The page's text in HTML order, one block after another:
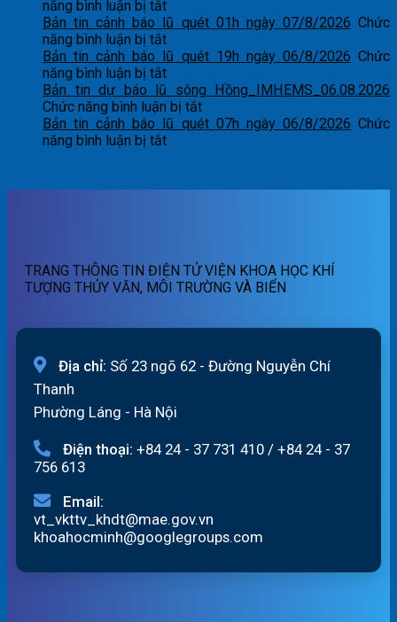
năng bình luận bị tắtở
Bản
tin
cảnh
báo
lũ
quét
07h
ngày
Bản tin cảnh báo lũ quét 01h ngày 07/8/2026 Chức
năng bình luận bị tắtở
Bản
tin
cảnh
báo
lũ
quét
07/8/2026
Bản tin cảnh báo lũ quét 19h ngày 06/8/2026 Chức
năng bình luận bị tắtở
Bản
tin
cảnh
báo
19h
Bản tin dự báo lũ sông Hồng_IMHEMS_06.08.2026
Chức năng bình luận bị tắtở
Bản
lũ
Bản tin cảnh báo lũ quét 07h ngày 06/8/2026 Chức
năng bình luận bị tắtở
cảnh
ngày
06/8/2026
TRANG THÔNG TIN ĐIỆN TỬ VIỆN KHOA HỌC KHÍ
TƯỢNG THỦY VĂN, MÔI TRƯỜNG VÀ BIỂN
Địa chỉ: Số 23 ngõ 62 - Đường Nguyễn Chí
Thanh
Phường Láng - Hà Nội
Điện thoại: +84 24 - 37 731 410 / +84 24 - 37
756 613
Email:
vt_vkttv_khdt@mae.gov.vn
khoahocminh@googlegroups.com